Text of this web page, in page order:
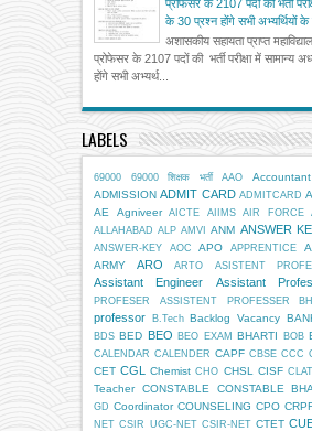
प्रोफेसर के 2107 पदों की भर्ती
के 30 प्रश्न होंगे सभी अभ्यर्थियों के
अशासकीय सहायता प्राप्त
प्रोफेसर के 2107 पदों की भर्ती परीक्षा में सामान्य
होंगे सभी अभ्यर्थ...
LABELS
69000 69000 शिक्षक भर्ती AAO Accountant
ADMISSION ADMIT CARD ADMITCARD
AE
Agniveer AICTE AIIMS AIR FORCE
ALLAHABAD ALP AMVI ANM ANSWER
ANSWER-KEY
AOC APO APPRENTICE
ARMY ARO ARTO ASISTENT
Assistant Engineer
Assistant
PROFESER
ASSISTENT PROFESSER
professor
B.Tech Backlog Vacancy
BDS BED BEO BEO EXAM BHARTI BOB
CALENDAR CALENDER CAPF CBSE CCC
CET CGL Chemist CHO CHSL CISF CLAT
Teacher
CONSTABLE CONSTABLE
GD Coordinator COUNSELING CPO
NET CSIR UGC-NET CSIR-NET CTET